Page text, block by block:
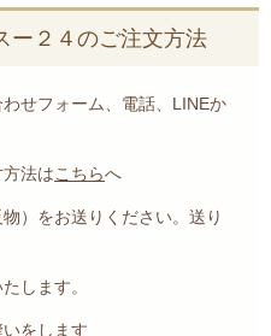
ー２４のご注文方法
せフォーム、電話、 LINEか
法はこちらへ
）をお送りください。送り
します。
をします